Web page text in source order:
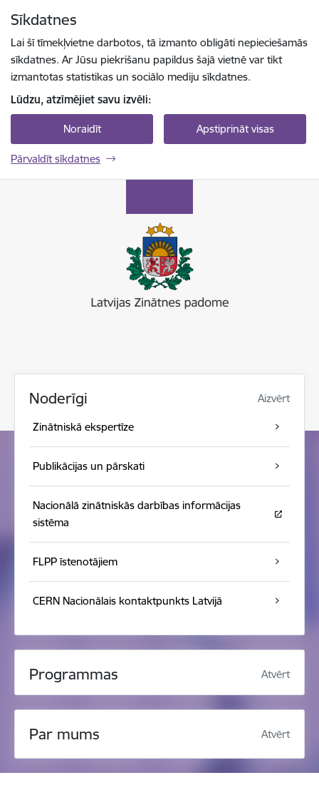
Sīkdatnes
Lai šī tīmekļvietne darbotos, tā izmanto obligāti nepieciešamās
sīkdatnes. Ar Jūsu piekrišanu papildus šajā vietnē var tikt
izmantotas statistikas un sociālo mediju sīkdatnes.
Lūdzu, atzīmējiet savu izvēli:
Noraidīt Apstiprināt visas
Pārvaldīt sīkdatnes
Noderīgi Aizvērt
Zinātniskā ekspertīze
Publikācijas un pārskati
Nacionālā zinātniskās darbības informācijas
sistēma
FLPP īstenotājiem
CERN Nacionālais kontaktpunkts Latvijā
Programmas Atvērt
Par mums Atvērt